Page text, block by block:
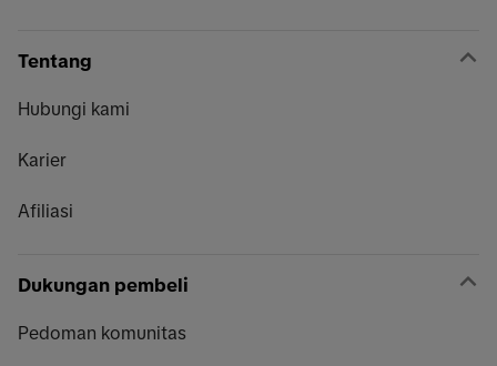
Tentang
Hubungi kami
Karier
Afiliasi
Dukungan pembeli
Pedoman komunitas